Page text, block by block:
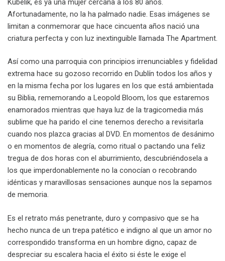
Kubelik, es ya una mujer cercana a los 80 años.
Afortunadamente, no la ha palmado nadie. Esas imágenes se
limitan a conmemorar que hace cincuenta años nació una
criatura perfecta y con luz inextinguible llamada The Apartment.
Así como una parroquia con principios irrenunciables y fidelidad
extrema hace su gozoso recorrido en Dublín todos los años y
en la misma fecha por los lugares en los que está ambientada
su Biblia, rememorando a Leopold Bloom, los que estaremos
enamorados mientras que haya luz de la tragicomedia más
sublime que ha parido el cine tenemos derecho a revisitarla
cuando nos plazca gracias al DVD. En momentos de desánimo
o en momentos de alegría, como ritual o pactando una feliz
tregua de dos horas con el aburrimiento, descubriéndosela a
los que imperdonablemente no la conocían o recobrando
idénticas y maravillosas sensaciones aunque nos la sepamos
de memoria.
Es el retrato más penetrante, duro y compasivo que se ha
hecho nunca de un trepa patético e indigno al que un amor no
correspondido transforma en un hombre digno, capaz de
despreciar su escalera hacia el éxito si éste le exige el